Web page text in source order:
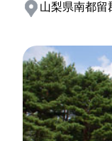
山梨県南都留